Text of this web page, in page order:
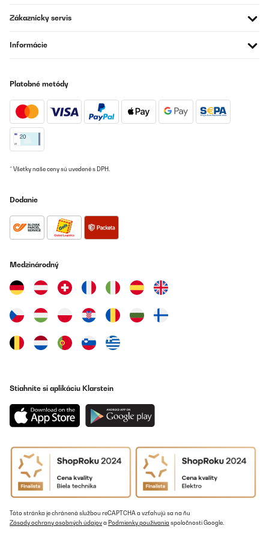
Arrivata facilmente, nonostante il periodo festivo. È una capiente
un forno. Un elettrodomestico all'avanguardia permette una
facile da pulire ma la sostanza è niente più olio e grasso in
Utente Amazon
Preložiť
déshydratation qui permet de confectionner de la viande sèche
rien que pour eux design classe et simple pas trop grand très
silencieux mode d'emploi facile à prendre en main tienna dire à
Utilisateur d'Amazon
Preložiť
Einfach ein super Ofen. Wärmeleistung schnell und sehr gut.
Amazon-Benutzer
Preložiť
Zákaznícky servis
Informácie
Platobné metódy
* Všetky naše ceny sú uvedené s DPH.
Dodanie
Medzinárodný
Stiahnite si aplikáciu Klarstein
Táto stránka je chránená službou reCAPTCHA a vzťahujú sa na ňu
Zásady ochrany osobných údajova Podmienky používania spoločnosti Google.